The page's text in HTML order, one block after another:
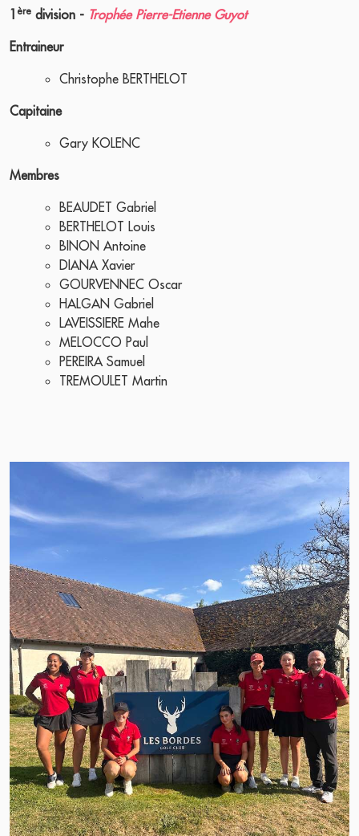
1 ère division - Trophée Pierre-Etienne Guyot
Entraineur
Christophe BERTHELOT
Capitaine
Gary KOLENC
Membres
BEAUDET Gabriel
BERTHELOT Louis
BINON Antoine
DIANA Xavier
GOURVENNEC Oscar
HALGAN Gabriel
LAVEISSIERE Mahe
MELOCCO Paul
PEREIRA Samuel
TREMOULET Martin